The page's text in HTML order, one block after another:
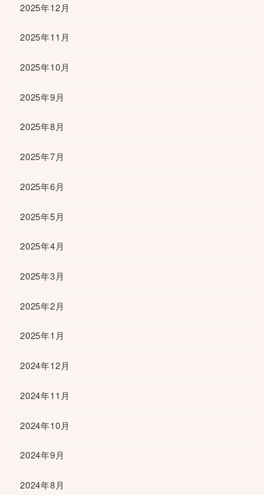
2025年12月
2025年11月
2025年10月
2025年9月
2025年8月
2025年7月
2025年6月
2025年5月
2025年4月
2025年3月
2025年2月
2025年1月
2024年12月
2024年11月
2024年10月
2024年9月
2024年8月